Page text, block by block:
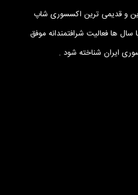
و قدیمی ترین اکسسوری شاپ
ها فعالیت شرافتمندانه موفق
ایران شناخته شود .